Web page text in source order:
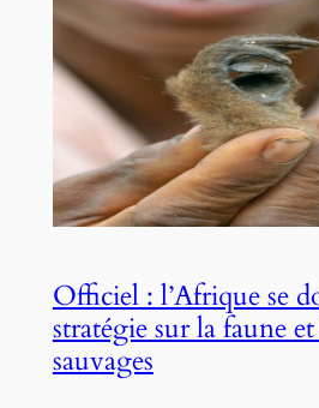
Officiel : l’Afrique se
stratégie sur la faune
sauvages